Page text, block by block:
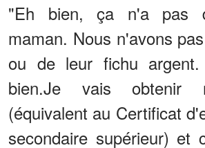
"Eh bien, ça n'a pas
maman. Nous n'avons
ou de leur fichu
bien.Je vais obtenir
(équivalent au Certificat
secondaire supérieur) et